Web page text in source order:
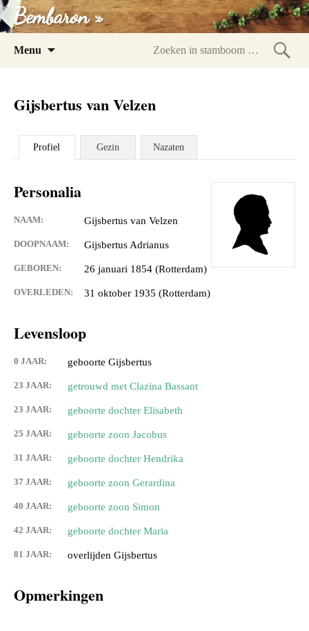
Bembaron »
Menu
Gijsbertus van Velzen
Profiel Gezin Nazaten
Personalia
NAAM: Gijsbertus van Velzen
DOOPNAAM: Gijsbertus Adrianus
GEBOREN: 26 januari 1854 (Rotterdam)
OVERLEDEN: 31 oktober 1935 (Rotterdam)
Levensloop
0 JAAR: geboorte Gijsbertus
23 JAAR: getrouwd met Clazina Bassant
23 JAAR: geboorte dochter Elisabeth
25 JAAR: geboorte zoon Jacobus
31 JAAR: geboorte dochter Hendrika
37 JAAR: geboorte zoon Gerardina
40 JAAR: geboorte zoon Simon
42 JAAR: geboorte dochter Maria
81 JAAR: overlijden Gijsbertus
Opmerkingen